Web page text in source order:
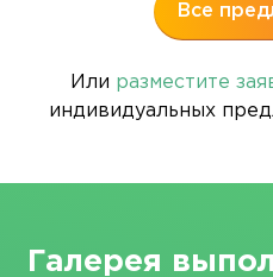
Все
Или разместите
индивидуальных
Галерея